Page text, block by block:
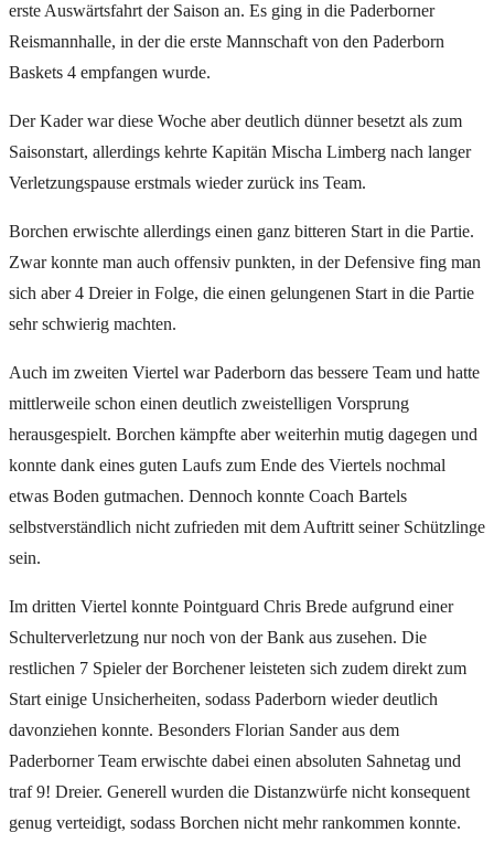
erste Auswärtsfahrt der Saison an. Es ging in die Paderborner
Reismannhalle, in der die erste Mannschaft von den Paderborn
Baskets 4 empfangen wurde.
Der Kader war diese Woche aber deutlich dünner besetzt als zum
Saisonstart, allerdings kehrte Kapitän Mischa Limberg nach langer
Verletzungspause erstmals wieder zurück ins Team.
Borchen erwischte allerdings einen ganz bitteren Start in die Partie.
Zwar konnte man auch offensiv punkten, in der Defensive fing man
sich aber 4 Dreier in Folge, die einen gelungenen Start in die Partie
sehr schwierig machten.
Auch im zweiten Viertel war Paderborn das bessere Team und hatte
mittlerweile schon einen deutlich zweistelligen Vorsprung
herausgespielt. Borchen kämpfte aber weiterhin mutig dagegen und
konnte dank eines guten Laufs zum Ende des Viertels nochmal
etwas Boden gutmachen. Dennoch konnte Coach Bartels
selbstverständlich nicht zufrieden mit dem Auftritt seiner Schützlinge
sein.
Im dritten Viertel konnte Pointguard Chris Brede aufgrund einer
Schulterverletzung nur noch von der Bank aus zusehen. Die
restlichen 7 Spieler der Borchener leisteten sich zudem direkt zum
Start einige Unsicherheiten, sodass Paderborn wieder deutlich
davonziehen konnte. Besonders Florian Sander aus dem
Paderborner Team erwischte dabei einen absoluten Sahnetag und
traf 9! Dreier. Generell wurden die Distanzwürfe nicht konsequent
genug verteidigt, sodass Borchen nicht mehr rankommen konnte.